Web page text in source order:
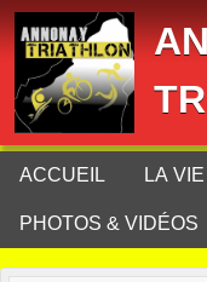
ACCUEIL LA
PHOTOS & VIDÉOS
Panneau de gestion